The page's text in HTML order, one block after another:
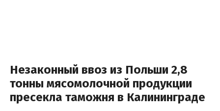
Незаконный ввоз из Польши 2,8
тонны мясомолочной продукции
пресекла таможня в Калининграде